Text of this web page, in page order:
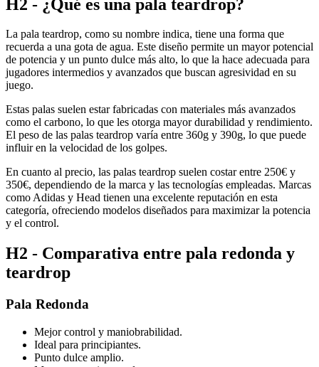
H2 - ¿Qué es una pala teardrop?
La pala teardrop, como su nombre indica, tiene una forma que
recuerda a una gota de agua. Este diseño permite un mayor potencial
de potencia y un punto dulce más alto, lo que la hace adecuada para
jugadores intermedios y avanzados que buscan agresividad en su
juego.
Estas palas suelen estar fabricadas con materiales más avanzados
como el carbono, lo que les otorga mayor durabilidad y rendimiento.
El peso de las palas teardrop varía entre 360g y 390g, lo que puede
influir en la velocidad de los golpes.
En cuanto al precio, las palas teardrop suelen costar entre 250€ y
350€, dependiendo de la marca y las tecnologías empleadas. Marcas
como Adidas y Head tienen una excelente reputación en esta
categoría, ofreciendo modelos diseñados para maximizar la potencia
y el control.
H2 - Comparativa entre pala redonda y
teardrop
Pala Redonda
Mejor control y maniobrabilidad.
Ideal para principiantes.
Punto dulce amplio.